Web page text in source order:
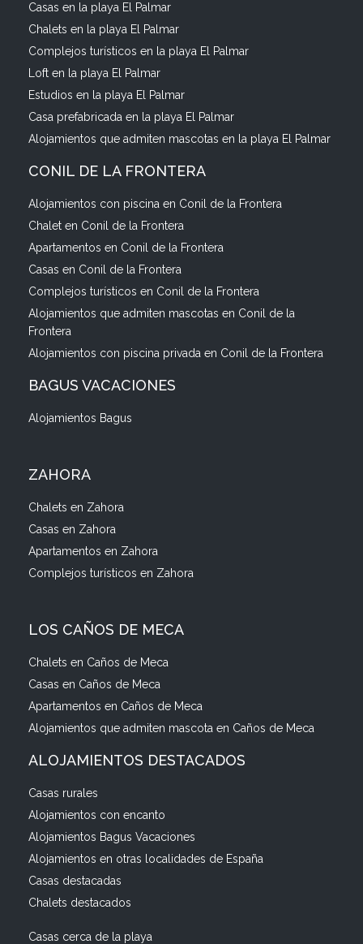
Casas en la playa El Palmar
Chalets en la playa El Palmar
Complejos turísticos en la playa El Palmar
Loft en la playa El Palmar
Estudios en la playa El Palmar
Casa prefabricada en la playa El Palmar
Alojamientos que admiten mascotas en la playa El Palmar
CONIL DE LA FRONTERA
Alojamientos con piscina en Conil de la Frontera
Chalet en Conil de la Frontera
Apartamentos en Conil de la Frontera
Casas en Conil de la Frontera
Complejos turísticos en Conil de la Frontera
Alojamientos que admiten mascotas en Conil de la
Frontera
Alojamientos con piscina privada en Conil de la Frontera
BAGUS VACACIONES
Alojamientos Bagus
ZAHORA
Chalets en Zahora
Casas en Zahora
Apartamentos en Zahora
Complejos turísticos en Zahora
LOS CAÑOS DE MECA
Chalets en Caños de Meca
Casas en Caños de Meca
Apartamentos en Caños de Meca
Alojamientos que admiten mascota en Caños de Meca
ALOJAMIENTOS DESTACADOS
Casas rurales
Alojamientos con encanto
Alojamientos Bagus Vacaciones
Alojamientos en otras localidades de España
Casas destacadas
Chalets destacados
Casas cerca de la playa